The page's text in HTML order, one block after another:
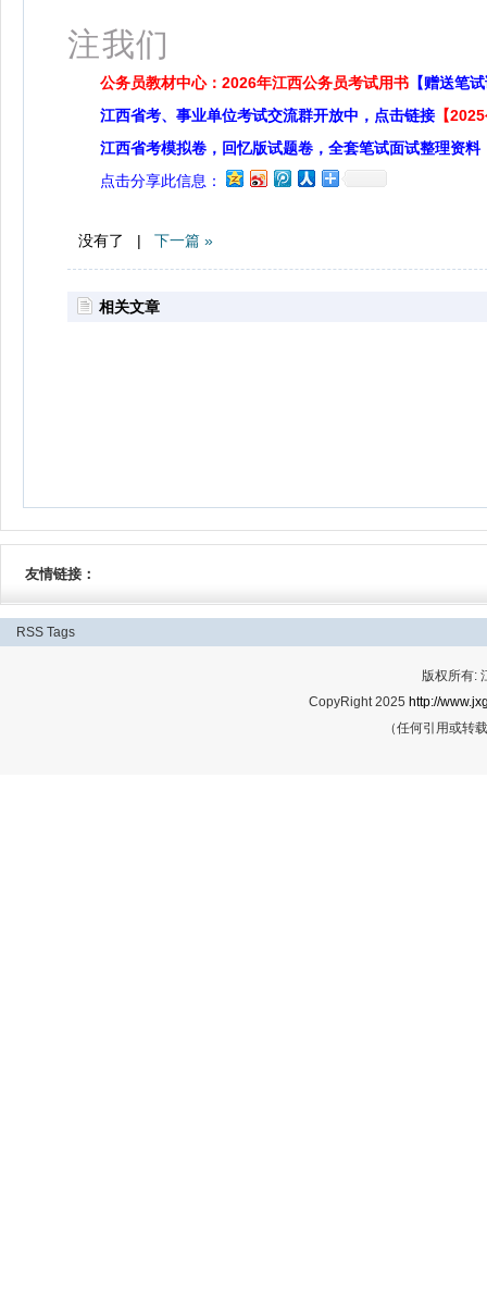
注我们
公务员教材中心：2026年江西公务员考试用书 【赠送笔
江西省考、事业单位考试交流群开放中，点击链接 【
江西省考模拟卷，回忆版试题卷，全套笔试面试整理资料
点击分享此信息：
没有了 | 下一篇 »
相关文章
友情链接：
RSS Tags
版权所有:
CopyRight 2025 http://
（任何引用或转